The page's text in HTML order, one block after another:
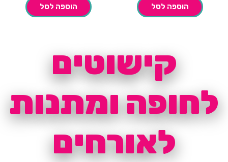
הוספה לסל הוספה לסל
קישוטים
לחופה ומתנות
לאורחים